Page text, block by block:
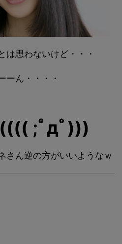
は思わないけど・・・
ーん・・・・
;ﾟдﾟ)))
さん逆の方がいいようなｗ